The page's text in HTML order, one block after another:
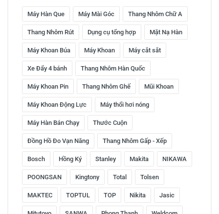
Máy Hàn Que Máy Mài Góc Thang Nhôm Chữ A
Thang Nhôm Rút Dụng cụ tổng hợp Mặt Nạ Hàn
Máy Khoan Búa Máy Khoan Máy cắt sắt
Xe Đẩy 4 bánh Thang Nhôm Hàn Quốc
Máy Khoan Pin Thang Nhôm Ghế Mũi Khoan
Máy Khoan Động Lực Máy thổi hơi nóng
Máy Hàn Bán Chạy Thước Cuộn
Đồng Hồ Đo Vạn Năng Thang Nhôm Gấp - Xếp
Bosch Hồng Ký Stanley Makita NIKAWA
POONGSAN Kingtony Total Tolsen
MAKTEC TOPTUL TOP Nikita Jasic